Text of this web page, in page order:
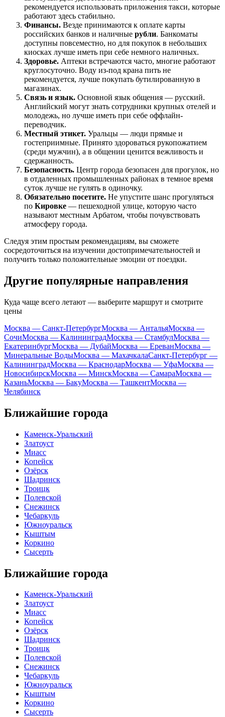
рекомендуется использовать приложения такси, которые
работают здесь стабильно.
Финансы. Везде принимаются к оплате карты
российских банков и наличные рубли. Банкоматы
доступны повсеместно, но для покупок в небольших
киосках лучше иметь при себе немного наличных.
Здоровье. Аптеки встречаются часто, многие работают
круглосуточно. Воду из-под крана пить не
рекомендуется, лучше покупать бутилированную в
магазинах.
Связь и язык. Основной язык общения — русский.
Английский могут знать сотрудники крупных отелей и
молодежь, но лучше иметь при себе оффлайн-
переводчик.
Местный этикет. Уральцы — люди прямые и
гостеприимные. Принято здороваться рукопожатием
(среди мужчин), а в общении ценится вежливость и
сдержанность.
Безопасность. Центр города безопасен для прогулок, но
в отдаленных промышленных районах в темное время
суток лучше не гулять в одиночку.
Обязательно посетите. Не упустите шанс прогуляться
по Кировке — пешеходной улице, которую часто
называют местным Арбатом, чтобы почувствовать
атмосферу города.
Следуя этим простым рекомендациям, вы сможете
сосредоточиться на изучении достопримечательностей и
получить только положительные эмоции от поездки.
Другие популярные направления
Куда чаще всего летают — выберите маршрут и смотрите
цены
Москва — Санкт-ПетербургМосква — АнтальяМосква —
СочиМосква — КалининградМосква — СтамбулМосква —
ЕкатеринбургМосква — ДубайМосква — ЕреванМосква —
Минеральные ВодыМосква — МахачкалаСанкт-Петербург —
КалининградМосква — КраснодарМосква — УфаМосква —
НовосибирскМосква — МинскМосква — СамараМосква —
КазаньМосква — БакуМосква — ТашкентМосква —
Челябинск
Ближайшие города
Каменск-Уральский
Златоуст
Миасс
Копейск
Озёрск
Шадринск
Троицк
Полевской
Снежинск
Чебаркуль
Южноуральск
Кыштым
Коркино
Сысерть
Ближайшие города
Каменск-Уральский
Златоуст
Миасс
Копейск
Озёрск
Шадринск
Троицк
Полевской
Снежинск
Чебаркуль
Южноуральск
Кыштым
Коркино
Сысерть